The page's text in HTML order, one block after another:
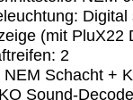
(mit PluX22
2
NEM Schacht +
Sound-